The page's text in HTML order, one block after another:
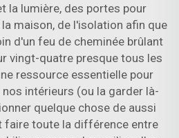
la lumière, des portes pour
maison, de l'isolation afin que
d'un feu de cheminée brûlant
vingt-quatre presque tous les
ressource essentielle pour
intérieurs (ou la garder là-
quelque chose de aussi
faire toute la différence entre